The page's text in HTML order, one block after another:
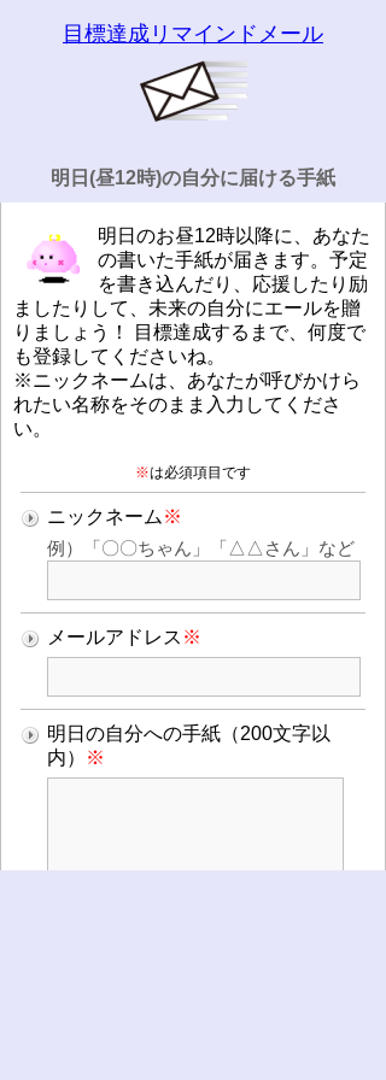
目標達成リマインドメール
明日(昼12時)の自分に届ける手紙
明日のお昼12時以降に、あなた
の書いた手紙が届きます。予定
を書き込んだり、応援したり励
ましたりして、未来の自分にエールを贈
りましょう！ 目標達成するまで、何度で
も登録してくださいね。
※ニックネームは、あなたが呼びかけら
れたい名称をそのまま入力してくださ
い。
※は必須項目です
ニックネーム ※
例）「〇〇ちゃん」「△△さん」など
メールアドレス ※
明日の自分への手紙（200文字以
内）
※